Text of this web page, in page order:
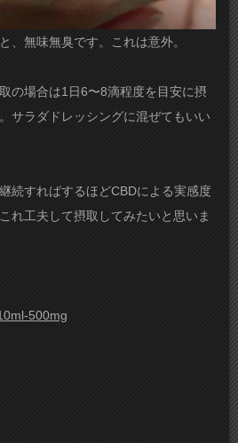
、無味無臭です。これは意外。
の場合は1日6〜8滴程度を目安に摂
サラダドレッシングに混ぜてもいい
続すればするほどCBDによる実感度
れ工夫して摂取してみたいと思いま
500mg